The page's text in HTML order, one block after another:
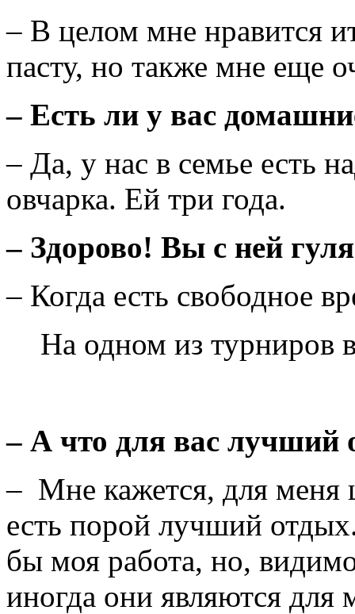
– В целом мне нравится
пасту, но также мне еще
– Есть ли у вас
– Да, у нас в семье есть
овчарка. Ей три года.
– Здорово! Вы с ней
– Когда есть свободное
На одном из турниров
– А что для вас
– Мне кажется, для меня
есть порой лучший
бы моя работа, но,
иногда они являются